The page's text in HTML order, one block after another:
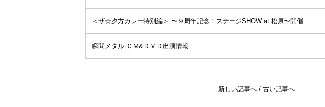
＜ザ☆夕方カレー特別編＞ 〜９周年記念！ステージSHOW at 松原〜開催
瞬間メタル ＣＭ&ＤＶＤ出演情報
新しい記事へ/ 古い記事へ